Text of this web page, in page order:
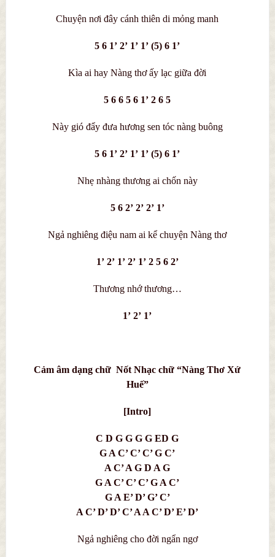
Chuyện nơi đây cánh thiên di mỏng manh
5 6 1’ 2’ 1’ 1’ (5) 6 1’
Kìa ai hay Nàng thơ ấy lạc giữa đời
5 6 6 5 6 1’ 2 6 5
Này gió đẩy đưa hương sen tóc nàng buông
5 6 1’ 2’ 1’ 1’ (5) 6 1’
Nhẹ nhàng thương ai chốn này
5 6 2’ 2’ 2’ 1’
Ngả nghiêng điệu nam ai kể chuyện Nàng thơ
1’ 2’ 1’ 2’ 1’ 2 5 6 2’
Thương nhớ thương…
1’ 2’ 1’
Cảm âm dạng chữ Nốt Nhạc chữ “Nàng Thơ Xứ
Huế”
[Intro]
C D G G G G ED G
G A C’ C’ C’ G C’
A C’ A G D A G
G A C’ C’ C’ G A C’
G A E’ D’ G’ C’
A C’ D’ D’ C’ A A C’ D’ E’ D’
Ngả nghiêng cho đời ngẩn ngơ